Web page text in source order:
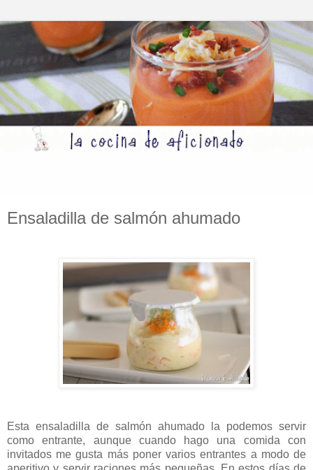
Ensaladilla de salmón ahumado
Esta ensaladilla de salmón ahumado la podemos servir
como entrante, aunque cuando hago una comida con
invitados me gusta más poner varios entrantes a modo de